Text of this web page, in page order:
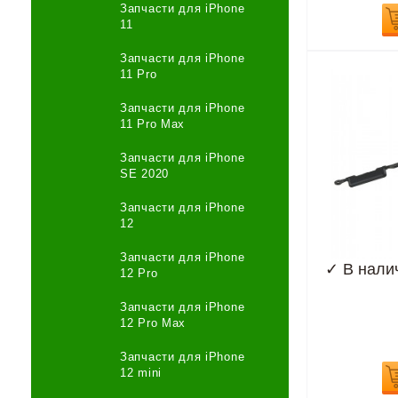
Запчасти для iPhone
11
Запчасти для iPhone
11 Pro
Запчасти для iPhone
11 Pro Max
Запчасти для iPhone
SE 2020
Запчасти для iPhone
12
Запчасти для iPhone
12 Pro
Запчасти для iPhone
12 Pro Max
Запчасти для iPhone
12 mini
✓ В